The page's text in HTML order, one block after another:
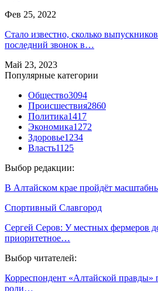
Фев 25, 2022
Стало известно, сколько
последний звонок в…
Май 23, 2023
Популярные категории
Общество3094
Происшествия2860
Политика1417
Экономика1272
Здоровье1234
Власть1125
Выбор редакции:
В Алтайском крае пройдёт
Спортивный Славгород
Сергей Серов: У местных фермеров
приоритетное…
Выбор читателей:
Корреспондент «Алтайской правды»
роли…